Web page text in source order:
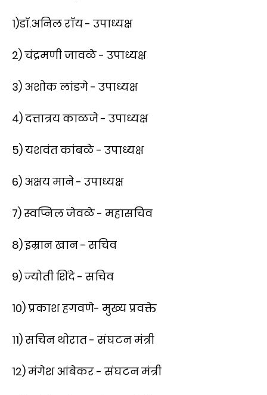
1)डाॅ.अनिल राॅय - उपाध्यक्ष
2) चंद्रमणी जावळे - उपाध्यक्ष
3) अशोक लांडगे - उपाध्यक्ष
4) दत्तात्रय काळजे - उपाध्यक्ष
5) यशवंत कांबळे - उपाध्यक्ष
6) अक्षय माने - उपाध्यक्ष
7) स्वप्निल जेवळे - महासचिव
8) इम्रान खान - सचिव
9) ज्योती शिंदे - सचिव
10) प्रकाश हगवणे- मुख्य प्रवक्ते
11) सचिन थोरात - संघटन मंत्री
12) मंगेश आंबेकर - संघटन मंत्री